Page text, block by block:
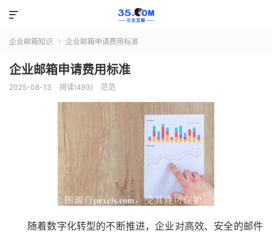

企业邮箱知识  企业邮箱申请费用标准
企业邮箱申请费用标准
2025-08-13 阅读(493) 范范
随着数字化转型的不断推进，企业对高效、安全的邮件